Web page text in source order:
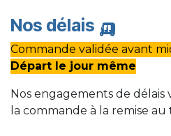
Nos délais 🛺
Commande validée avant
Départ le jour même
Nos engagements de
la commande à la remise